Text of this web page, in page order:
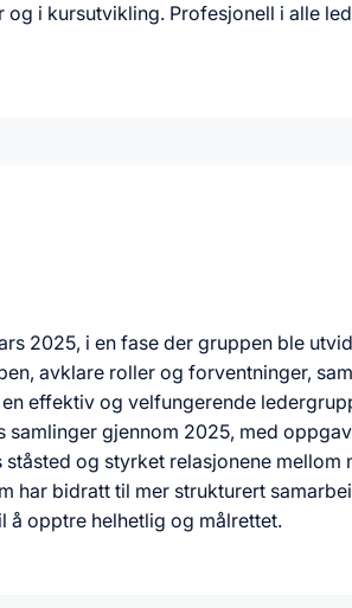
i kursutvikling. Profesjonell i alle
2025, i en fase der gruppen ble
avklare roller og forventninger,
effektiv og velfungerende
gjennom 2025, med
og styrket relasjonene
har bidratt til mer strukturert
å opptre helhetlig og målrettet.